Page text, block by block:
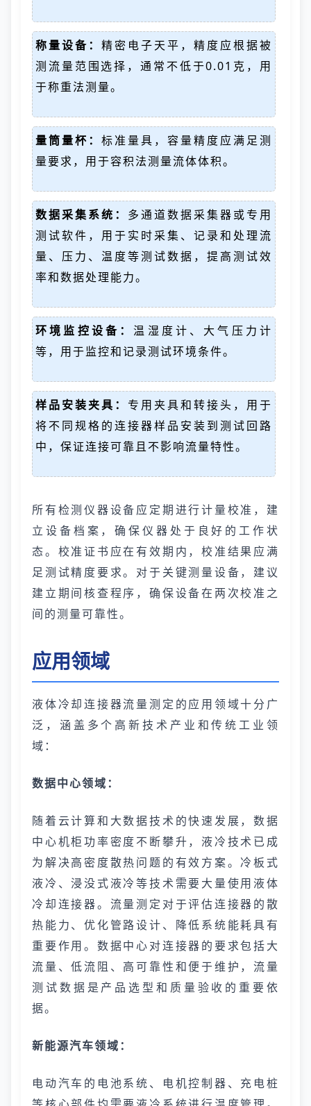
称量设备： 精密电子天平，精度应根据被
测流量范围选择，通常不低于0.01克，用
于称重法测量。
量筒量杯： 标准量具，容量精度应满足测
量要求，用于容积法测量流体体积。
数据采集系统： 多通道数据采集器或专用
测试软件，用于实时采集、记录和处理流
量、压力、温度等测试数据，提高测试效
率和数据处理能力。
环境监控设备：温湿度计、大气压力计
等，用于监控和记录测试环境条件。
样品安装夹具： 专用夹具和转接头，用于
将不同规格的连接器样品安装到测试回路
中，保证连接可靠且不影响流量特性。
所有检测仪器设备应定期进行计量校准，建
立设备档案，确保仪器处于良好的工作状
态。校准证书应在有效期内，校准结果应满
足测试精度要求。对于关键测量设备，建议
建立期间核查程序，确保设备在两次校准之
间的测量可靠性。
应用领域
液体冷却连接器流量测定的应用领域十分广
泛，涵盖多个高新技术产业和传统工业领
域：
数据中心领域：
随着云计算和大数据技术的快速发展，数据
中心机柜功率密度不断攀升，液冷技术已成
为解决高密度散热问题的有效方案。冷板式
液冷、浸没式液冷等技术需要大量使用液体
冷却连接器。流量测定对于评估连接器的散
热能力、优化管路设计、降低系统能耗具有
重要作用。数据中心对连接器的要求包括大
流量、低流阻、高可靠性和便于维护，流量
测试数据是产品选型和质量验收的重要依
据。
新能源汽车领域：
电动汽车的电池系统、电机控制器、充电桩